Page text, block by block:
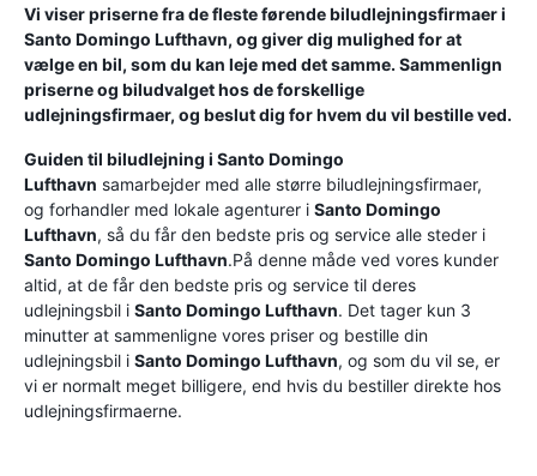
Vi viser priserne fra de fleste førende biludlejningsfirmaer i
Santo Domingo Lufthavn, og giver dig mulighed for at
vælge en bil, som du kan leje med det samme. Sammenlign
priserne og biludvalget hos de forskellige
udlejningsfirmaer, og beslut dig for hvem du vil bestille ved.
Guiden til biludlejning i Santo Domingo
Lufthavn samarbejder med alle større biludlejningsfirmaer,
og forhandler med lokale agenturer i Santo Domingo
Lufthavn, så du får den bedste pris og service alle steder i
Santo Domingo Lufthavn.På denne måde ved vores kunder
altid, at de får den bedste pris og service til deres
udlejningsbil i Santo Domingo Lufthavn. Det tager kun 3
minutter at sammenligne vores priser og bestille din
udlejningsbil i Santo Domingo Lufthavn, og som du vil se, er
vi er normalt meget billigere, end hvis du bestiller direkte hos
udlejningsfirmaerne.